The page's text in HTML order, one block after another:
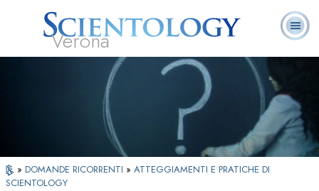
Verona
Che cos’è
Scientology?
Ministri
Volontari
Domande
ricorrenti
» DOMANDE RICORRENTI » ATTEGGIAMENTI E PRATICHE DI
SCIENTOLOGY